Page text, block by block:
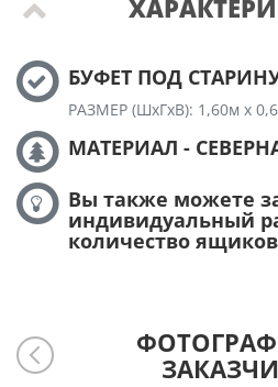
БУФЕТ ПОД
РАЗМЕР (ШхГхВ): 1,60м х
МАТЕРИАЛ -
Вы также можете
индивидуальный
количество